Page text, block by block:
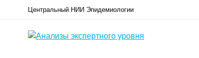
Центральный НИИ Эпидемиологии